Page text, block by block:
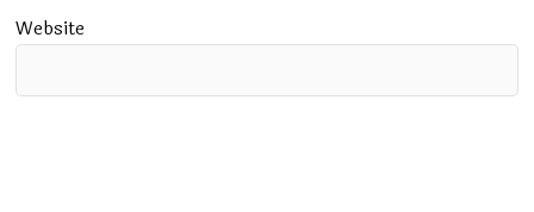
Website